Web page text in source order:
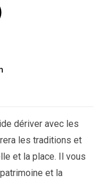
dériver avec les
les traditions et
et la place. Il vous
et la